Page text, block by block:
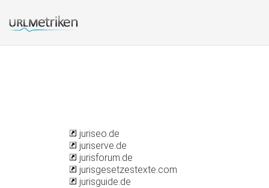
juriseo.de
juriserve.de
jurisforum.de
jurisgesetzestexte.com
jurisguide.de